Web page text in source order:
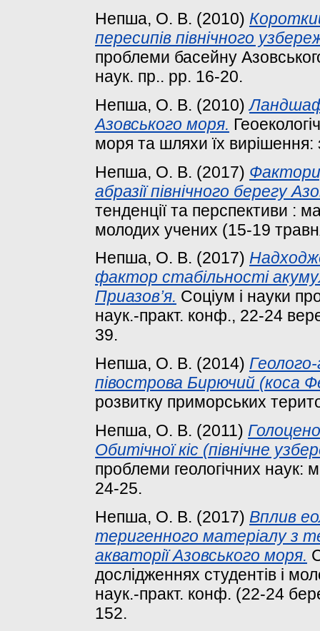
Непша, О. В. (2010)
пересипів північного
проблеми басейну
наук. пр.. pp. 16-20.
Непша, О. В. (2010)
Азовського моря.
моря та шляхи їх
Непша, О. В. (2017)
абразії північного берегу
тенденції та перспективи :
молодих учених (15-19
Непша, О. В. (2017)
фактор стабільності
Приазов’я. Соціум і науки
наук.-практ. конф., 22-24
39.
Непша, О. В. (2014)
півострова Бирючий (коса
розвитку приморських
Непша, О. В. (2011)
Обитічної кіс (північне
проблеми геологічних наук:
24-25.
Непша, О. В. (2017) Вплив
теригенного матеріалу з
акваторії Азовського моря.
дослідженнях студентів і
наук.-практ. конф. (22-24
152.